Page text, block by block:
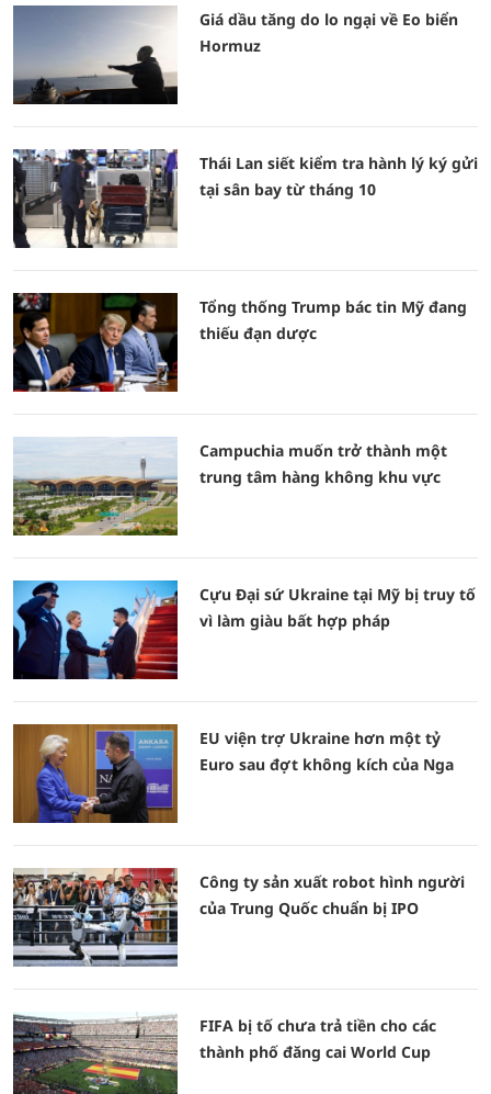
Giá dầu tăng do lo ngại về Eo biển
Hormuz
Thái Lan siết kiểm tra hành lý ký gửi
tại sân bay từ tháng 10
Tổng thống Trump bác tin Mỹ đang
thiếu đạn dược
Campuchia muốn trở thành một
trung tâm hàng không khu vực
Cựu Đại sứ Ukraine tại Mỹ bị truy tố
vì làm giàu bất hợp pháp
EU viện trợ Ukraine hơn một tỷ
Euro sau đợt không kích của Nga
Công ty sản xuất robot hình người
của Trung Quốc chuẩn bị IPO
FIFA bị tố chưa trả tiền cho các
thành phố đăng cai World Cup